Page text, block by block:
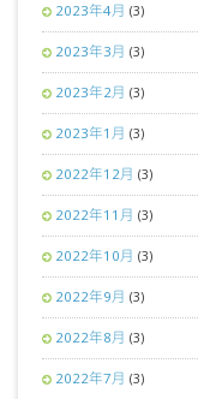
2023年4月 (3)
2023年3月 (3)
2023年2月 (3)
2023年1月 (3)
2022年12月 (3)
2022年11月 (3)
2022年10月 (3)
2022年9月 (3)
2022年8月 (3)
2022年7月 (3)